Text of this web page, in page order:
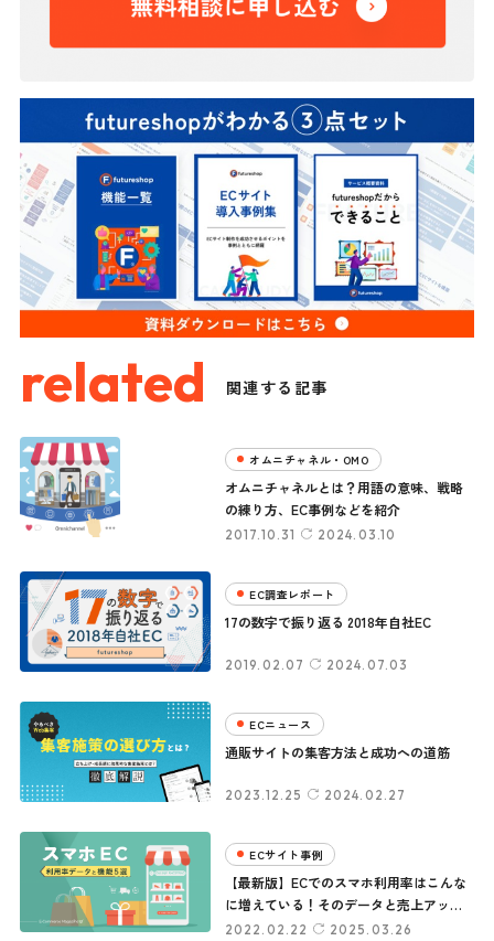
related 関連する記事
オムニチャネル・OMO
2017.10.31 2024.03.10
オムニチャネルとは？用語の意味、戦略
の練り方、EC事例などを紹介
EC調査レポート
2019.02.07 2024.07.03
17の数字で振り返る 2018年自社EC
ECニュース
2023.12.25 2024.02.27
通販サイトの集客方法と成功への道筋
ECサイト事例
2022.02.22 2025.03.26
【最新版】ECでのスマホ利用率はこんな
に増えている！そのデータと売上アップ
に必要な機能５選